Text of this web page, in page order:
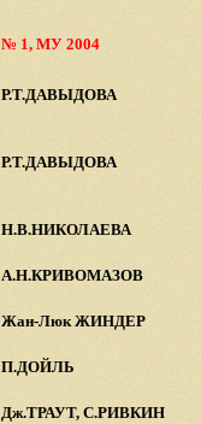
№ 1, МУ 2004
Р.Т.ДАВЫДОВА
Р.Т.ДАВЫДОВА
Н.В.НИКОЛАЕВА
А.Н.КРИВОМАЗОВ
Жан-Люк ЖИНДЕР
П.ДОЙЛЬ
Дж.ТРАУТ, С.РИВКИН